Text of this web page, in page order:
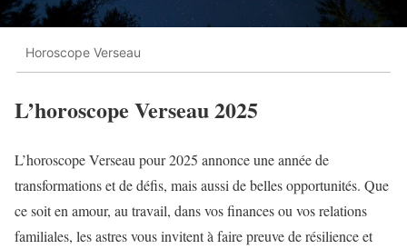
Horoscope Verseau
L’horoscope Verseau 2025
L’horoscope Verseau pour 2025 annonce une année de
transformations et de défis, mais aussi de belles opportunités. Que
ce soit en amour, au travail, dans vos finances ou vos relations
familiales, les astres vous invitent à faire preuve de résilience et